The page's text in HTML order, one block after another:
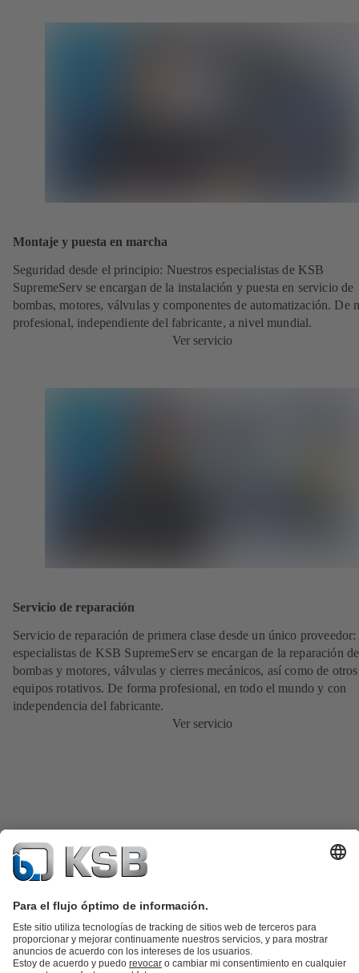
Montaje y puesta en marcha
Seguridad desde el principio: Nuestros especialistas de KSB
SupremeServ se encargan de la instalación y puesta en servicio de
bombas, motores, válvulas y componentes de automatización. De
profesional, independiente del fabricante, a nivel mundial.
Ver servicio
Servicio de reparación
Servicio de reparación de primera clase desde un único proveedor:
especialistas de KSB SupremeServ se encargan de la reparación
bombas y motores, válvulas y cierres mecánicos, así como de otros
equipos rotativos. De forma profesional, en todo el mundo y con
independencia del fabricante.
Ver servicio